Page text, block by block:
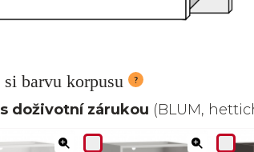
si barvu korpusu
doživotní zárukou (BLUM,